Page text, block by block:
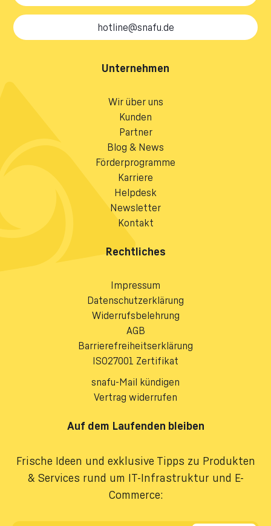
hotline@snafu.de
Unternehmen
Wir über uns
Kunden
Partner
Blog & News
Förderprogramme
Karriere
Helpdesk
Newsletter
Kontakt
Rechtliches
Impressum
Datenschutzerklärung
Widerrufsbelehrung
AGB
Barrierefreiheitserklärung
ISO27001 Zertifikat
snafu-Mail kündigen
Vertrag widerrufen
Auf dem Laufenden bleiben
Frische Ideen und exklusive Tipps zu Produkten
& Services rund um IT-Infrastruktur und E-
Commerce: